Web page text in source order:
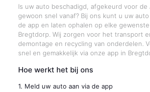
Is uw auto beschadigd, afgekeurd voor de
gewoon snel vanaf? Bij ons kunt u uw auto
de app en laten ophalen op elke
Bregtdorp. Wij zorgen voor het transport
demontage en recycling van onderdelen.
snel en gemakkelijk via onze app in
Hoe werkt het bij ons
1. Meld uw auto aan via de app